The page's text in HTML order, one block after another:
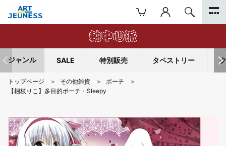
ジャンル SALE 特別販売 タペストリー
トップページ その他雑貨
ポーチ
【梱枝りこ】多目的ポーチ・Sleepy